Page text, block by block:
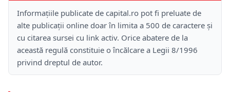
Informațiile publicate de capital.ro pot fi preluate de
alte publicații online doar în limita a 500 de caractere și
cu citarea sursei cu link activ. Orice abatere de la
această regulă constituie o încălcare a Legii 8/1996
privind dreptul de autor.